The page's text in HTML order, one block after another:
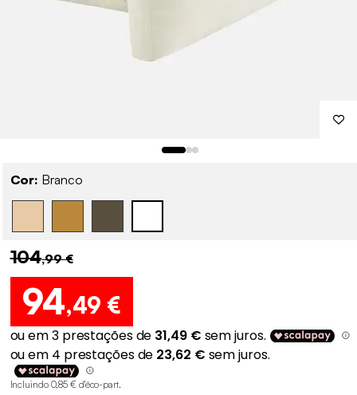
Cor: Branco
104,99 €
94,49 €
Incluindo 0,85 € d'éco-part.